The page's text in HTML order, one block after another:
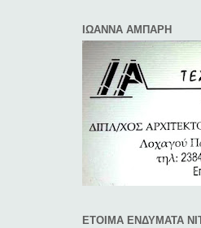
ΙΩΑΝΝΑ ΑΜΠΑΡΗ
ΕΤΟΙΜΑ ΕΝΔΥΜΑΤΑ